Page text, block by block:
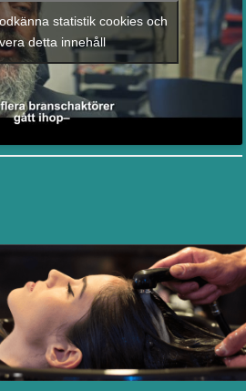
statistik cookies och
detta innehåll